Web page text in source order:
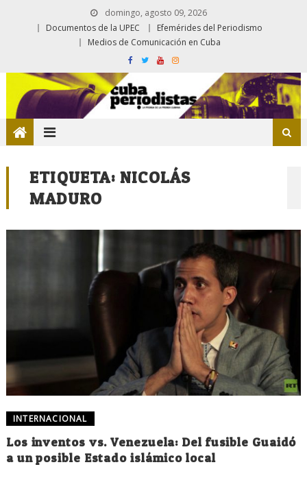
domingo, agosto 09, 2026
Documentos de la UPEC
Efemérides del Periodismo
Medios de Comunicación en Cuba
ETIQUETA: NICOLÁS
MADURO
INTERNACIONAL
Los inventos vs. Venezuela: Del fusible Guaidó
a un posible Estado islámico local